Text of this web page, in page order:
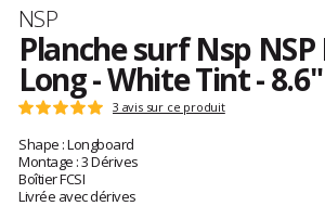
Marque
NSP
Planche surf Nsp
Long - White Tint - 8.6"
Référence
NSPTL-
086
8.6"
Les
clients
Note
:
5
sur
5
3 avis sur ce produit
Shape : Longboard
Montage : 3 Dérives
Boîtier FCSI
Livrée avec dérives